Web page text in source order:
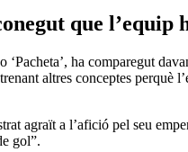
que
‘Pacheta’, ha comparegut
altres conceptes
agraït a l’afició pel seu
gol”.